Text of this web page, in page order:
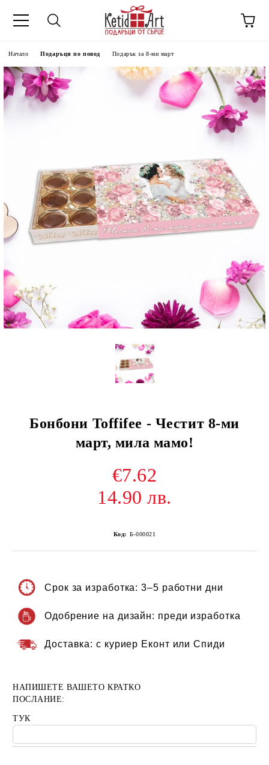
Начало Подаръци по повод Подарък за 8-ми март
Бонбони Toffifee - Честит 8-ми
март, мила мамо!
€7.62
14.90 лв.
Код: Б-000021
Срок за изработка: 3–5 работни дни
Одобрение на дизайн: преди изработка
Доставка: с куриер Еконт или Спиди
НАПИШЕТЕ ВАШЕТО КРАТКО
ПОСЛАНИЕ:
ТУК